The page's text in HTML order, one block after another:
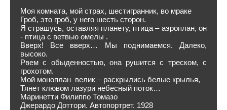
Моя комната, мой страх, шестигранник, во мраке
Гроб, это гроб, у него шесть сторон.
Я страшусь, оставляя планету, птица – аэроплан, он
- птица с ветвью омелы .
Вверх! Все вверх… Мы поднимаемся. Далеко,
высоко.
Рвем с обыденностью, она рушится с треском, с
грохотом.
Мой моноплан велик – раскрылись белые крылья,
Тянет клювом лазури небесный поток…
Маринетти Филиппо Томазо
Джерардо Доттори. Автопортрет. 1928